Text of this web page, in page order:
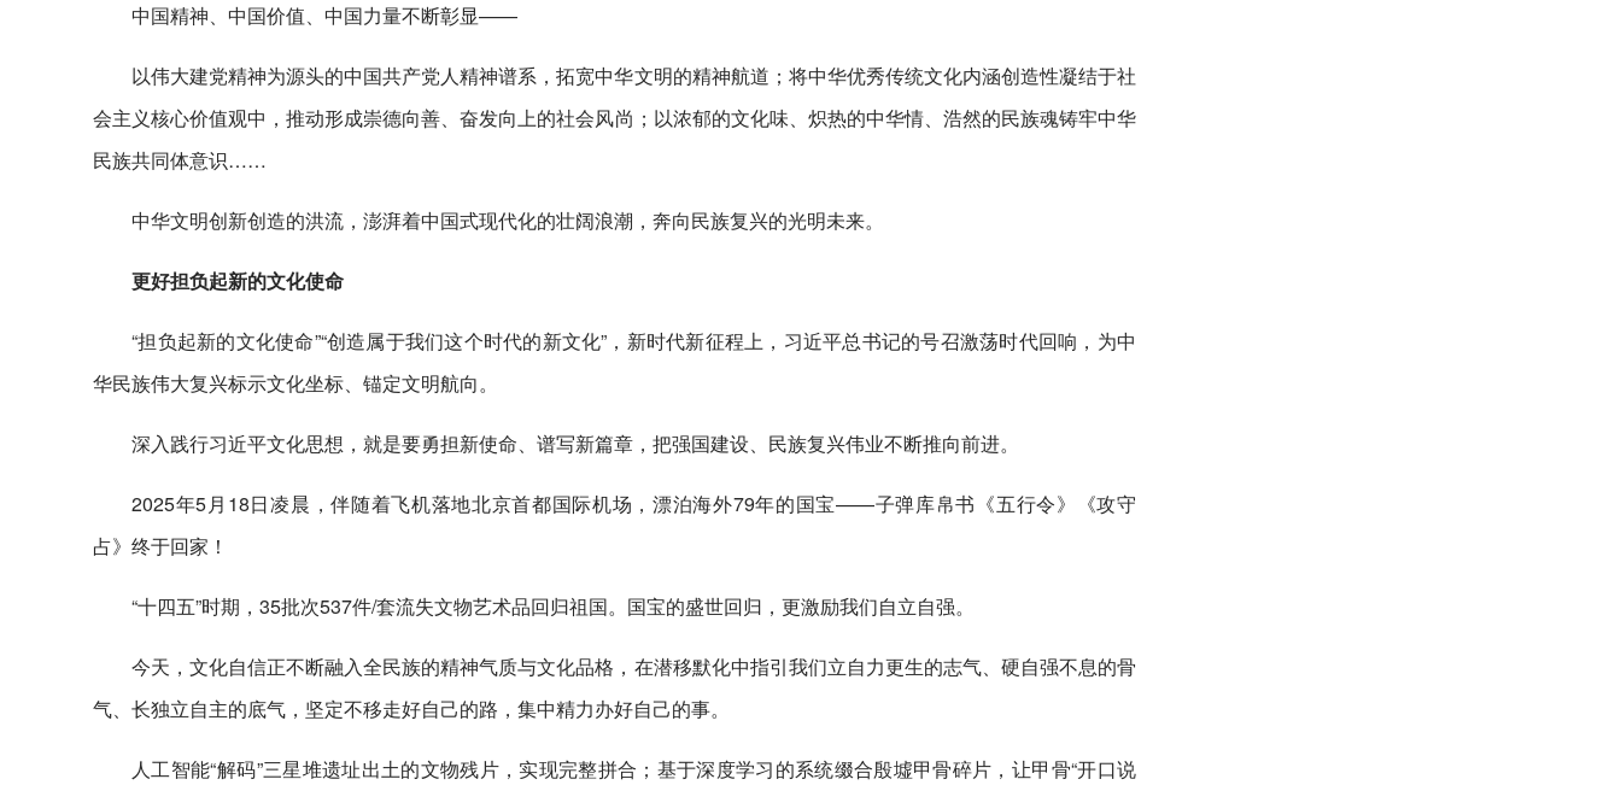
中国精神、中国价值、中国力量不断彰显——
以伟大建党精神为源头的中国共产党人精神谱系，拓宽中华文明的精神航道；将中华优秀传统文化内涵创造性凝结于社
会主义核心价值观中，推动形成崇德向善、奋发向上的社会风尚；以浓郁的文化味、炽热的中华情、浩然的民族魂铸牢中华
民族共同体意识……
中华文明创新创造的洪流，澎湃着中国式现代化的壮阔浪潮，奔向民族复兴的光明未来。
更好担负起新的文化使命
“担负起新的文化使命”“创造属于我们这个时代的新文化”，新时代新征程上，习近平总书记的号召激荡时代回响，为中
华民族伟大复兴标示文化坐标、锚定文明航向。
深入践行习近平文化思想，就是要勇担新使命、谱写新篇章，把强国建设、民族复兴伟业不断推向前进。
2025年5月18日凌晨，伴随着飞机落地北京首都国际机场，漂泊海外79年的国宝——子弹库帛书《五行令》《攻守
占》终于回家！
“十四五”时期，35批次537件/套流失文物艺术品回归祖国。国宝的盛世回归，更激励我们自立自强。
今天，文化自信正不断融入全民族的精神气质与文化品格，在潜移默化中指引我们立自力更生的志气、硬自强不息的骨
气、长独立自主的底气，坚定不移走好自己的路，集中精力办好自己的事。
人工智能“解码”三星堆遗址出土的文物残片，实现完整拼合；基于深度学习的系统缀合殷墟甲骨碎片，让甲骨“开口说